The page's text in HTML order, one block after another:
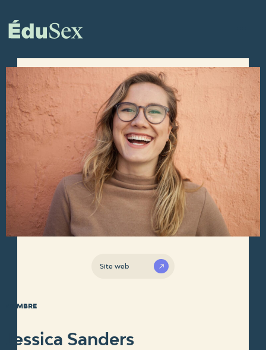
Site web
MEMBRE
Jessica Sanders